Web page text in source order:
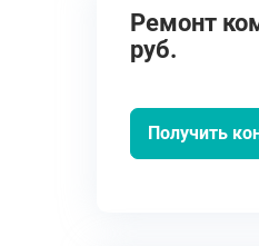
Ремонт
руб.
Получить